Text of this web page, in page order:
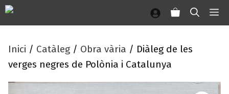
Vés
Inici / Catàleg / Obra vària / Diàleg de les
verges negres de Polònia i Catalunya